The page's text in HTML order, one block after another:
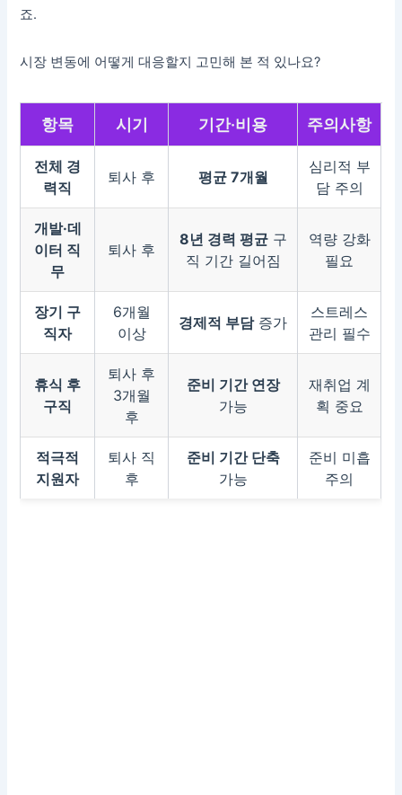
죠.
시장 변동에 어떻게 대응할지 고민해 본 적 있나요?
항목 시기 기간·비용 주의사항
전체 경
력직
퇴사 후 평균 7개월
심리적 부
담 주의
개발·데
이터 직
무
퇴사 후
8년 경력 평균구
직 기간 길어짐
역량 강화
필요
장기 구
직자
6개월
이상
경제적 부담증가
스트레스
관리 필수
휴식 후
구직
퇴사 후
3개월
후
준비 기간 연장
가능
재취업 계
획 중요
적극적
지원자
퇴사 직
후
준비 기간 단축
가능
준비 미흡
주의